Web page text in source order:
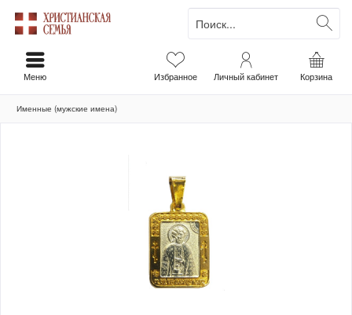
Корзина
Избранное Личный кабинет
Меню
Именные (мужские имена)